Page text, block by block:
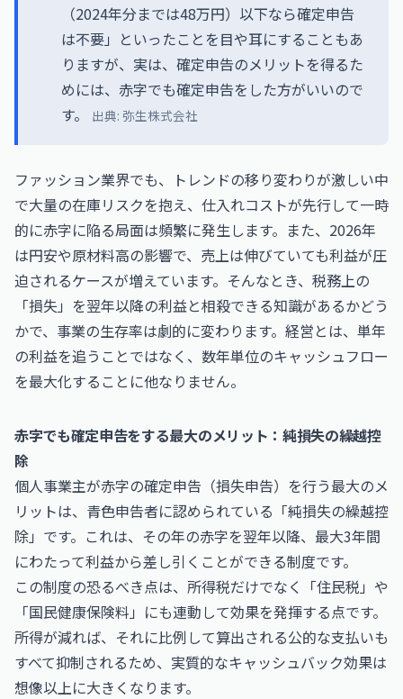
（2024年分までは48万円）以下なら確定申告
は不要」といったことを目や耳にすることもあ
りますが、実は、確定申告のメリットを得るた
めには、赤字でも確定申告をした方がいいので
す。
出典: 弥生株式会社
ファッション業界でも、トレンドの移り変わりが激しい中
で大量の在庫リスクを抱え、仕入れコストが先行して一時
的に赤字に陥る局面は頻繁に発生します。また、2026年
は円安や原材料高の影響で、売上は伸びていても利益が圧
迫されるケースが増えています。そんなとき、税務上の
「損失」を翌年以降の利益と相殺できる知識があるかどう
かで、事業の生存率は劇的に変わります。経営とは、単年
の利益を追うことではなく、数年単位のキャッシュフロー
を最大化することに他なりません。
赤字でも確定申告をする最大のメリット：純損失の繰越控
除
個人事業主が赤字の確定申告（損失申告）を行う最大のメ
リットは、青色申告者に認められている「純損失の繰越控
除」です。これは、その年の赤字を翌年以降、最大3年間
にわたって利益から差し引くことができる制度です。
この制度の恐るべき点は、所得税だけでなく「住民税」や
「国民健康保険料」にも連動して効果を発揮する点です。
所得が減れば、それに比例して算出される公的な支払いも
すべて抑制されるため、実質的なキャッシュバック効果は
想像以上に大きくなります。